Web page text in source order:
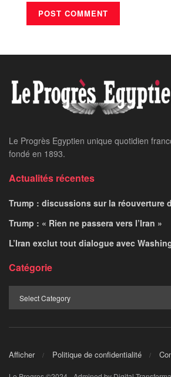
Le Progrès Egyptien unique quotidien
fondé en 1893.
Actualités récentes
Trump : discussions sur la réouverture
Trump : « Rien ne passera vers l’Iran »
L’Iran exclut tout dialogue avec
Catégorie
Afficher Politique de confidentialité